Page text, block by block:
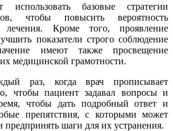
базовые стратегии
чтобы повысить вероятность
Кроме того, проявление
показатели строго соблюдение
имеют также просвещение
медицинской грамотности.
раз, когда врач прописывает
чтобы пациент задавал вопросы и
чтобы дать подробный ответ и
препятствия, с которыми может
предпринять шаги для их устранения.